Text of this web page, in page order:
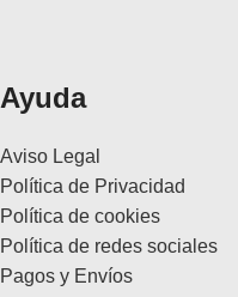
Ayuda
Aviso Legal
Política de Privacidad
Política de cookies
Política de redes sociales
Pagos y Envíos